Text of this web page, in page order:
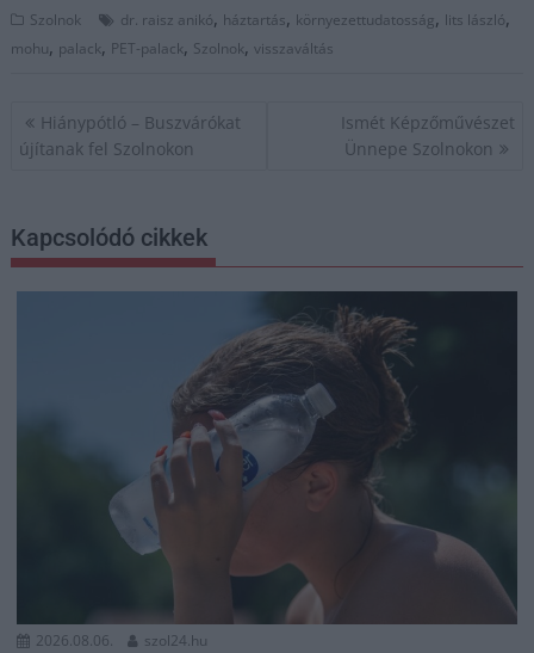
Szolnok dr. raisz anikó, háztartás, környezettudatosság, lits lászló,
mohu, palack, PET-palack, Szolnok,visszaváltás
Bejegyzés
navigáció
Hiánypótló – Buszvárókat
újítanak fel Szolnokon
Ismét Képzőművészet
Ünnepe Szolnokon
Kapcsolódó cikkek
2026.08.06. szol24.hu